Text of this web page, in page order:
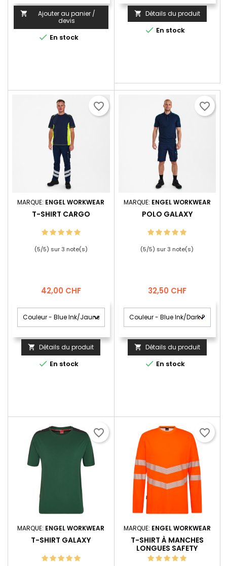

Ajouter au panier /
devis
 En stock
 Détails du produit
 En stock
MARQUE: ENGEL WORKWEAR
T-SHIRT CARGO
(5/5) sur3 note(s)
Prix
42,00 CHF
 Détails du produit
 En stock
favorite_border
MARQUE: ENGEL WORKWEAR
POLO GALAXY
(5/5) sur3 note(s)
Prix
32,50 CHF
 Détails du produit
 En stock
favorite_border
MARQUE: ENGEL WORKWEAR
T-SHIRT GALAXY
favorite_border
MARQUE: ENGEL WORKWEAR
T-SHIRT À MANCHES
LONGUES SAFETY
favorite_border